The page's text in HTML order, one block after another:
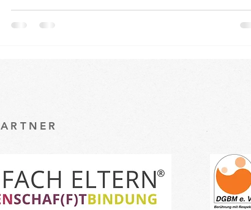
Hebammen, das Deutsche Rote Kreuz (DRK) und auch die
Bundeszentrale für gesundheitliche Aufklärung (BZgA) immer